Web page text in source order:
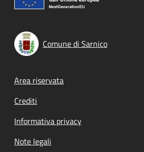
Comune di Sarnico
Footer menu
Area riservata
Crediti
Informativa privacy
Note legali